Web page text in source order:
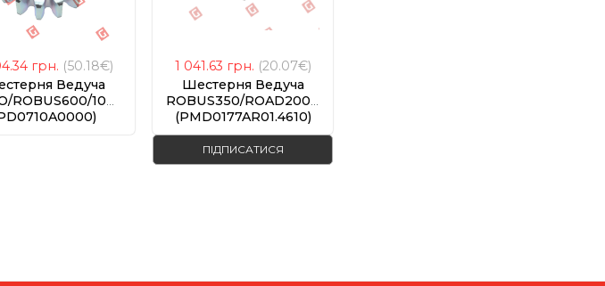
грн. (50.18€)
Ведуча
ROBUS600/1000/RBS600
1 041.63 грн. (20.07€)
Шестерня Ведуча
ROBUS350/ROAD200/400/RBS400
(PMD0177AR01.4610)
ПІДПИСАТИСЯ